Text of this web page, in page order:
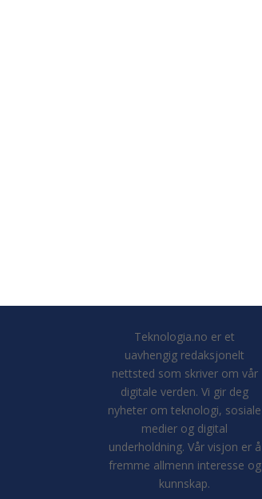
Teknologia.no er et
uavhengig redaksjonelt
nettsted som skriver om vår
digitale verden. Vi gir deg
nyheter om teknologi, sosiale
medier og digital
underholdning. Vår visjon er å
fremme allmenn interesse og
kunnskap.